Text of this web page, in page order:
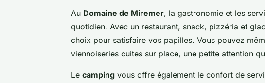
Au Domaine de Miremer, la gastronomie et les
quotidien. Avec un restaurant, snack, pizzéria et
choix pour satisfaire vos papilles. Vous pouvez
viennoiseries cuites sur place, une petite attention
Le camping vous offre également le confort de